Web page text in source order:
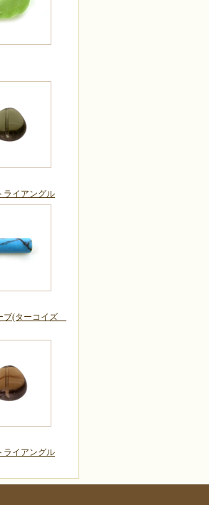
イアングル
ブ(ターコイズ
イアングル